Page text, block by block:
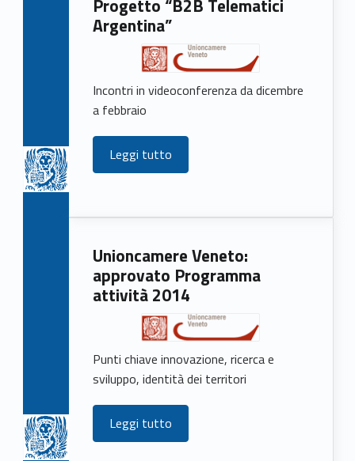
Progetto “B2B Telematici
Argentina”
Incontri in videoconferenza da dicembre
a febbraio
Leggi tutto
Unioncamere Veneto:
approvato Programma
attività 2014
Punti chiave innovazione, ricerca e
sviluppo, identità dei territori
Leggi tutto